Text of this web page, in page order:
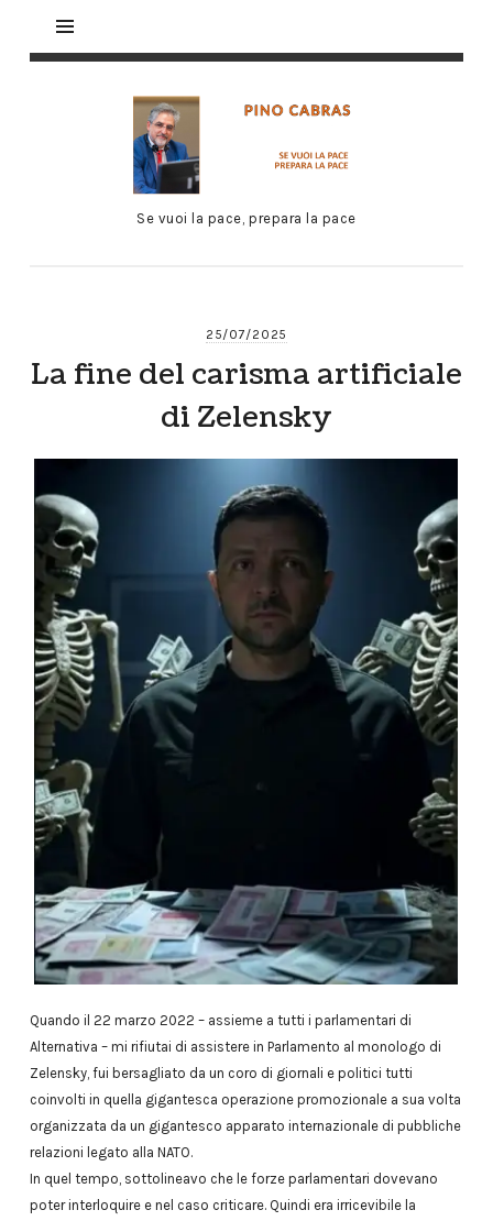
Se vuoi la pace, prepara la pace
25/07/2025
La fine del carisma artificiale
di Zelensky
Quando il 22 marzo 2022 – assieme a tutti i parlamentari di
Alternativa – mi rifiutai di assistere in Parlamento al monologo di
Zelensky, fui bersagliato da un coro di giornali e politici tutti
coinvolti in quella gigantesca operazione promozionale a sua volta
organizzata da un gigantesco apparato internazionale di pubbliche
relazioni legato alla NATO.
In quel tempo, sottolineavo che le forze parlamentari dovevano
poter interloquire e nel caso criticare. Quindi era irricevibile la